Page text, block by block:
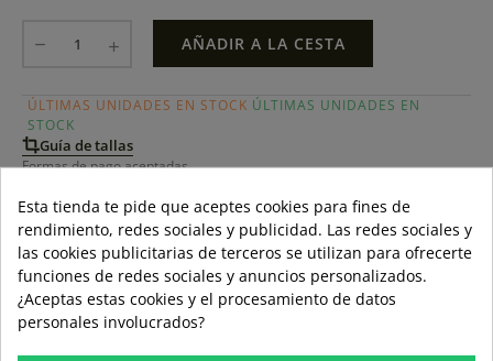
AÑADIR A LA CESTA
ÚLTIMAS UNIDADES EN STOCK ÚLTIMAS UNIDADES EN
STOCK
Guía de tallas
Formas de pago aceptadas
local_shipping mar 11 ago – jue 13 ago
Envío estándar
Esta tienda te pide que aceptes cookies para fines de
rendimiento, redes sociales y publicidad. Las redes sociales y
las cookies publicitarias de terceros se utilizan para ofrecerte
funciones de redes sociales y anuncios personalizados.
¿Aceptas estas cookies y el procesamiento de datos
personales involucrados?